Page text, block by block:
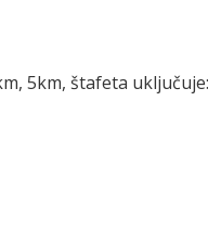
5km, štafeta uključuje: